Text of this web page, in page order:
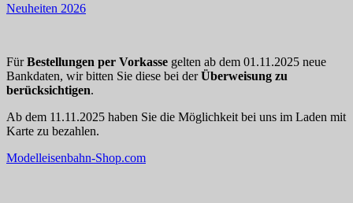
Neuheiten 2026
FürBestellungen per Vorkasse gelten ab dem 01.11.2025 neue
Bankdaten, wir bitten Sie diese bei derÜberweisung zu
berücksichtigen.
Ab dem 11.11.2025 haben Sie die Möglichkeit bei uns im Laden mit
Karte zu bezahlen.
Modelleisenbahn-Shop.com